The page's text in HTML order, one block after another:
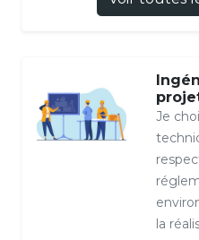
Je
la